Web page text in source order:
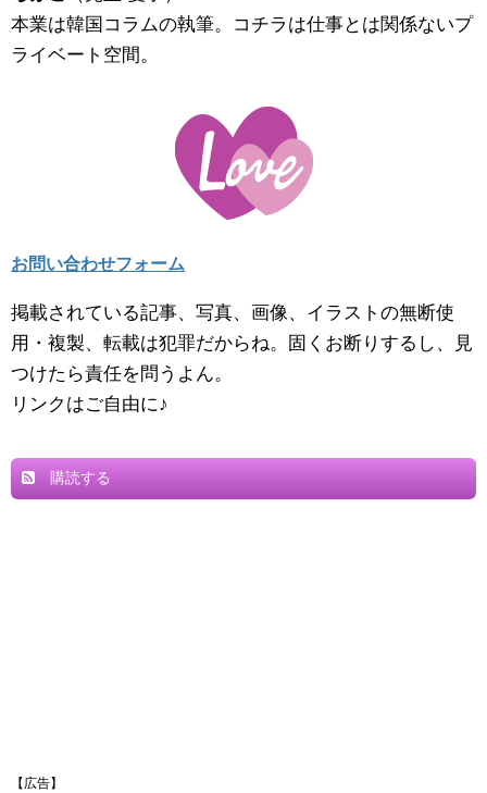
本業は韓国コラムの執筆。コチラは仕事とは関係ないプ
ライベート空間。
お問い合わせフォーム
掲載されている記事、写真、画像、イラストの無断使
用・複製、転載は犯罪だからね。固くお断りするし、見
つけたら責任を問うよん。
リンクはご自由に♪
購読する
【広告】